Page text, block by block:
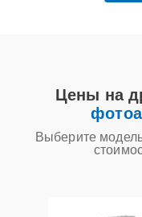
Цены на
Выберите